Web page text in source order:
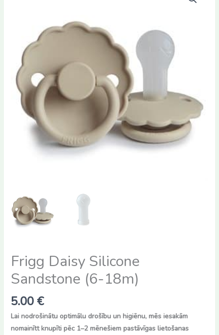
Frigg Daisy Silicone
Sandstone (6-18m)
5.00 €
Lai nodrošinātu optimālu drošību un higiēnu, mēs iesakām
nomainītt knupīti pēc 1–2 mēnešiem pastāvīgas lietošanas